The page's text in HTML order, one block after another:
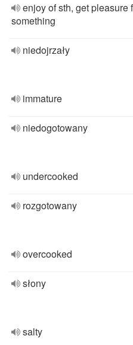
enjoy of sth, get pleasure
something
niedojrzały
immature
niedogotowany
undercooked
rozgotowany
overcooked
słony
salty